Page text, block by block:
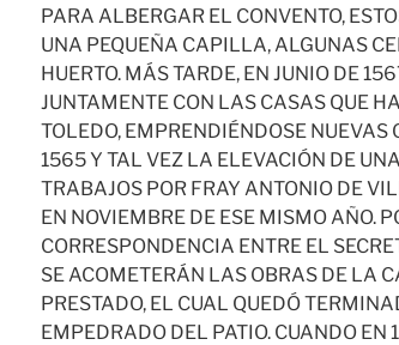
PARA ALBERGAR EL CONVENTO,
UNA PEQUEÑA CAPILLA, ALGUNAS
HUERTO. MÁS TARDE, EN JUNIO DE
JUNTAMENTE CON LAS CASAS QUE
TOLEDO, EMPRENDIÉNDOSE
1565 Y TAL VEZ LA ELEVACIÓN DE
TRABAJOS POR FRAY ANTONIO DE
EN NOVIEMBRE DE ESE MISMO AÑO.
CORRESPONDENCIA ENTRE EL
SE ACOMETERÁN LAS OBRAS DE LA
PRESTADO, EL CUAL QUEDÓ
EMPEDRADO DEL PATIO. CUANDO